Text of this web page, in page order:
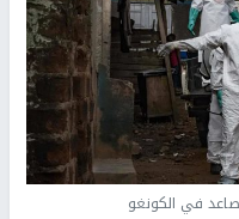
في الكونغو